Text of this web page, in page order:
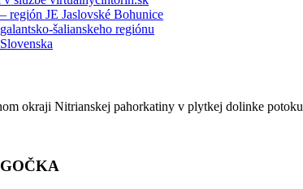
región JE Jaslovské Bohunice
šalianskeho regiónu
okraji Nitrianskej pahorkatiny v plytkej dolinke